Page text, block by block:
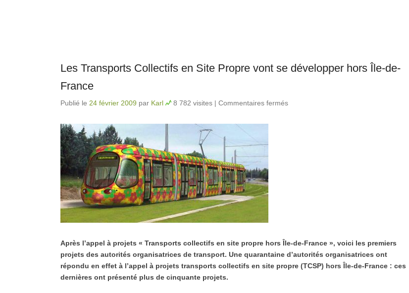
Les Transports Collectifs en Site Propre vont se développer hors Île-de-
France
Publié le 24 février 2009 par Karl 8 782 visites | Commentaires fermés
Après l’appel à projets « Transports collectifs en site propre hors Île-de-France », voici les premiers
projets des autorités organisatrices de transport. Une quarantaine d’autorités organisatrices ont
répondu en effet à l’appel à projets transports collectifs en site propre (TCSP) hors Île-de-France : ces
dernières ont présenté plus de cinquante projets.